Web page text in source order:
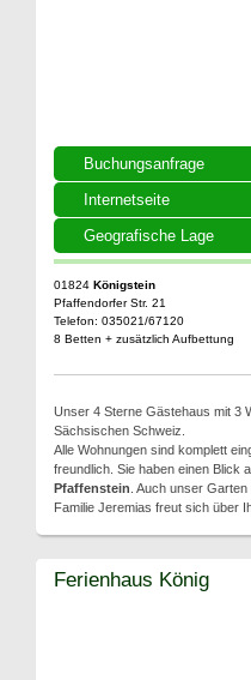
Buchungsanfrage
Internetseite
Geografische Lage
01824 Königstein
Pfaffendorfer Str. 21
Telefon: 035021/67120
8 Betten + zusätzlich Aufbettung
Unser 4 Sterne Gästehaus mit 3
Sächsischen Schweiz.
Alle Wohnungen sind komplett
freundlich. Sie haben einen Blick
Pfaffenstein . Auch unser
Familie Jeremias freut sich über
Ferienhaus König